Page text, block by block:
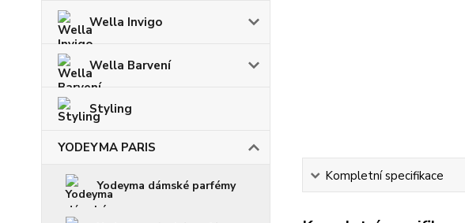
Wella Invigo
Wella Barvení
Styling
YODEYMA PARIS
Yodeyma dámské parfémy
Kompletní specifikace